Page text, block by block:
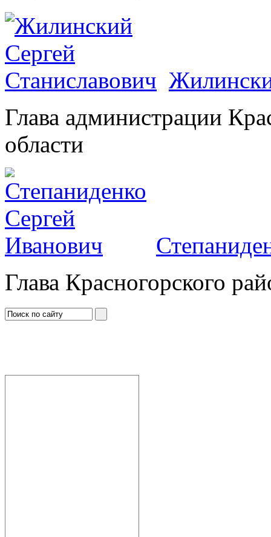
Глава администрации
области
Глава Красногорского